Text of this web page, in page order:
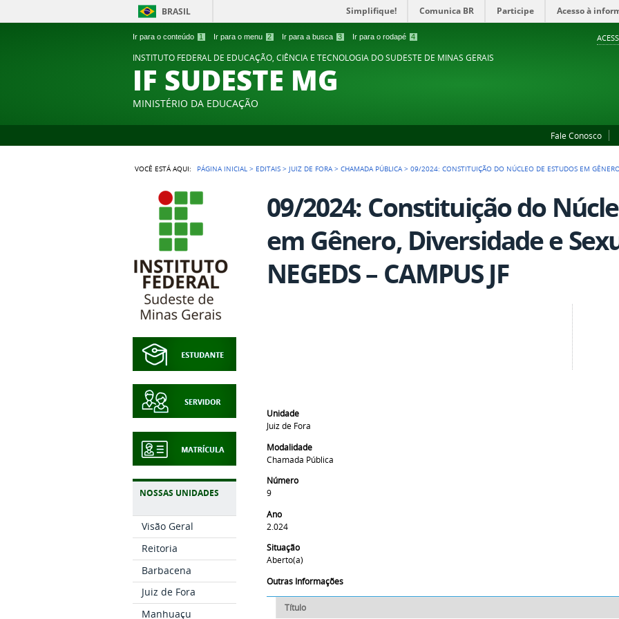
Ir para o conteúdo 1 Ir para o menu 2 Ir para a busca 3 Ir para o rodapé 4
BRASIL Simplifique! Comunica BR Participe Acesso à
INSTITUTO FEDERAL DE EDUCAÇÃO, CIÊNCIA E TECNOLOGIA DO SUDESTE DE MINAS GERAIS
IF SUDESTE MG
MINISTÉRIO DA EDUCAÇÃO
Fale Conosco
VOCÊ ESTÁ AQUI: PÁGINA INICIAL > EDITAIS > JUIZ DE FORA >CHAMADA PÚBLICA >09/2024: CONSTITUIÇÃO DO NÚCLEO DE ESTUDOS EM
NOSSAS UNIDADES
Visão Geral
Reitoria
Barbacena
Juiz de Fora
Manhuaçu
09/2024: Constituição do
em Gênero, Diversidade e
NEGEDS – CAMPUS JF
Unidade
Juiz de Fora
Modalidade
Chamada Pública
Número
9
Ano
2.024
Situação
Aberto(a)
Outras Informações
Título